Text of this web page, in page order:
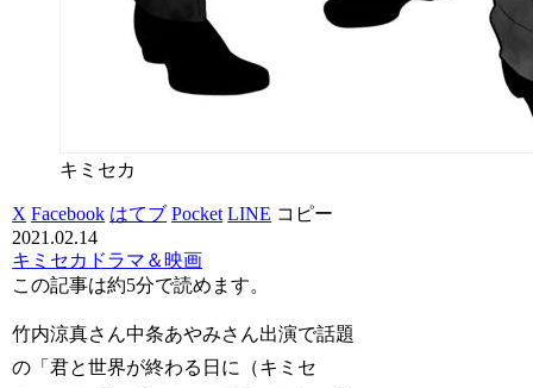
キミセカ
X Facebook はてブ Pocket LINE コピー
2021.02.14
キミセカ ドラマ＆映画
この記事は約5分で読めます。
竹内涼真さん中条あやみさん出演で話題
の「君と世界が終わる日に（キミセ